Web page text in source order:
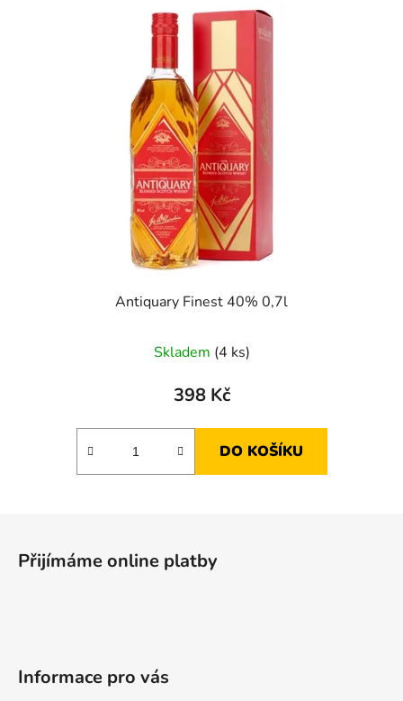
Antiquary Finest 40% 0,7l
Skladem (4 ks)
398 Kč
DO KOŠÍKU
Přijímáme online platby
Informace pro vás